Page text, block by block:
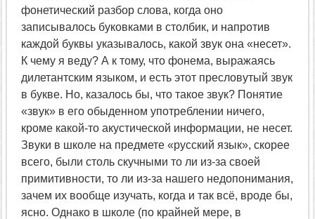
фонетический разбор слова, когда оно
записывалось буковками в столбик, и напротив
каждой буквы указывалось, какой звук она «несет».
К чему я веду? А к тому, что фонема, выражаясь
дилетантским языком, и есть этот пресловутый звук
в букве. Но, казалось бы, что такое звук? Понятие
«звук» в его обыденном употреблении ничего,
кроме какой-то акустической информации, не несет.
Звуки в школе на предмете «русский язык», скорее
всего, были столь скучными то ли из-за своей
примитивности, то ли из-за нашего недопонимания,
зачем их вообще изучать, когда и так всё, вроде бы,
ясно. Однако в школе (по крайней мере, в